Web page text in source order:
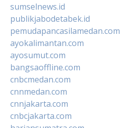
sumselnews.id
publikjabodetabek.id
pemudapancasilamedan.com
ayokalimantan.com
ayosumut.com
bangsaoffline.com
cnbcmedan.com
cnnmedan.com
cnnjakarta.com
cnbcjakarta.com